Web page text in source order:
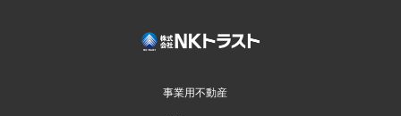
事業用不動産